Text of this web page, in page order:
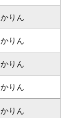
かりん
かりん
かりん
かりん
かりん